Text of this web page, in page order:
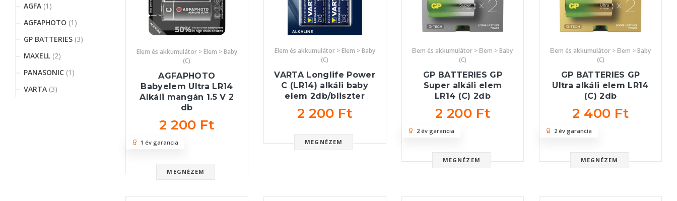
AGFA (1)
AGFAPHOTO (1)
GP BATTERIES (3)
MAXELL (2)
PANASONIC (1)
VARTA (3)
Elem és akkumulátor > Elem > Baby
(C)
AGFAPHOTO
Babyelem Ultra LR14
Alkáli mangán 1.5 V 2
db
2 200 Ft
MEGNÉZEM
1 év garancia
Elem és akkumulátor > Elem > Baby
(C)
VARTA Longlife Power
C (LR14) alkáli baby
elem 2db/bliszter
2 200 Ft
MEGNÉZEM
Elem és akkumulátor > Elem > Baby
(C)
GP BATTERIES GP
Super alkáli elem
LR14 (C) 2db
2 200 Ft
MEGNÉZEM
2 év garancia
Elem és akkumulátor > Elem > Baby
(C)
GP BATTERIES GP
Ultra alkáli elem LR14
(C) 2db
2 400 Ft
MEGNÉZEM
2 év garancia